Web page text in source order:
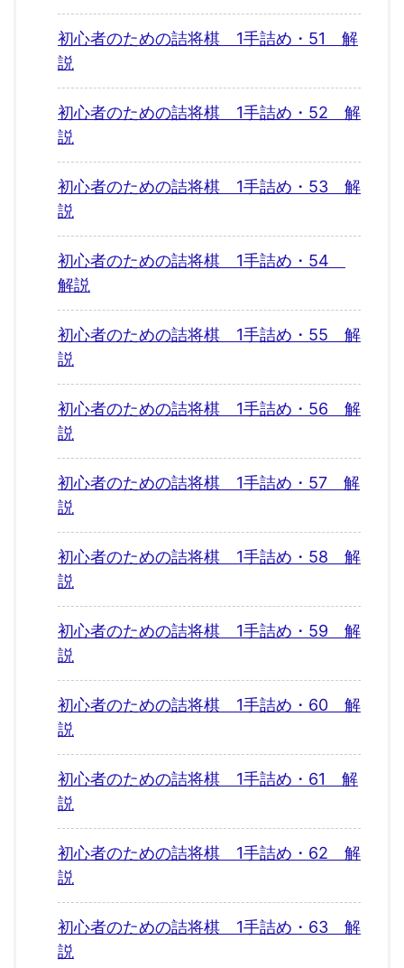
初心者のための詰将棋 1手詰め・51 解
説
初心者のための詰将棋 1手詰め・52 解
説
初心者のための詰将棋 1手詰め・53 解
説
初心者のための詰将棋 1手詰め・54
解説
初心者のための詰将棋 1手詰め・55 解
説
初心者のための詰将棋 1手詰め・56 解
説
初心者のための詰将棋 1手詰め・57 解
説
初心者のための詰将棋 1手詰め・58 解
説
初心者のための詰将棋 1手詰め・59 解
説
初心者のための詰将棋 1手詰め・60 解
説
初心者のための詰将棋 1手詰め・61 解
説
初心者のための詰将棋 1手詰め・62 解
説
初心者のための詰将棋 1手詰め・63 解
説